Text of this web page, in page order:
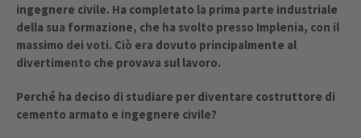
ingegnere civile. Ha completato la prima parte industriale
della sua formazione, che ha svolto presso Implenia, con il
massimo dei voti. Ciò era dovuto principalmente al
divertimento che provava sul lavoro.
Perché ha deciso di studiare per diventare costruttore di
cemento armato e ingegnere civile?